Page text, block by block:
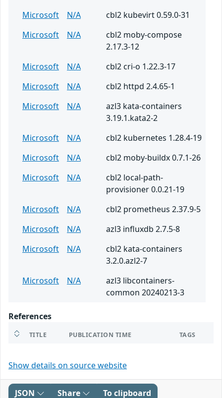
Microsoft
N/A
cbl2 kubevirt 0.59.0-31
Microsoft
N/A
cbl2 moby-compose
2.17.3-12
Microsoft
N/A
cbl2 cri-o 1.22.3-17
Microsoft
N/A
cbl2 httpd 2.4.65-1
Microsoft
N/A
azl3 kata-containers
3.19.1.kata2-2
Microsoft
N/A
cbl2 kubernetes 1.28.4-19
Microsoft
N/A
cbl2 moby-buildx 0.7.1-26
Microsoft
N/A
cbl2 local-path-
provisioner 0.0.21-19
Microsoft
N/A
cbl2 prometheus 2.37.9-5
Microsoft
N/A
azl3 influxdb 2.7.5-8
Microsoft
N/A
cbl2 kata-containers
3.2.0.azl2-7
Microsoft
N/A
azl3 libcontainers-
common 20240213-3
References
TITLE PUBLICATION TIME TAGS
Show details on source website
JSON Share To clipboard